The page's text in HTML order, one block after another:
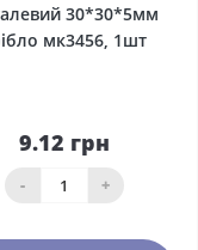
30*30*5мм
мк3456, 1шт
9.12 грн
- +